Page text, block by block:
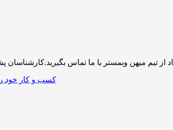
بگیرید.کارشناسان پشتیبانی ما 24 ساعته آماده خدمت رسانی به شما کاربران
کسب و کار خود